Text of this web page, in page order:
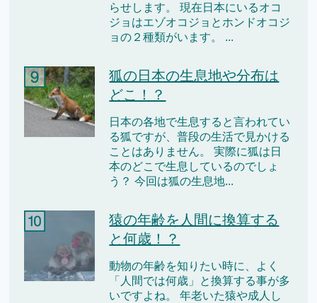
らせします。 現在日本にいるオコ
ジョはエゾオコジョとホンドオコジ
ョの２種類がいます。 ...
狐の日本の生息地や分布は
どこ！？
日本の各地で生息すると言われてい
る狐ですが、普段の生活で見かける
ことはありません。 実際に狐は日
本のどこで生息しているのでしょ
う？ 今回は狐の生息地...
猿の年齢を人間に換算する
と何歳！？
動物の年齢を知りたい時に、よく
「人間では何歳」と換算する事が多
いですよね。 年老いた猿や成人し